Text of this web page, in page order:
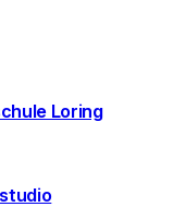
Loring